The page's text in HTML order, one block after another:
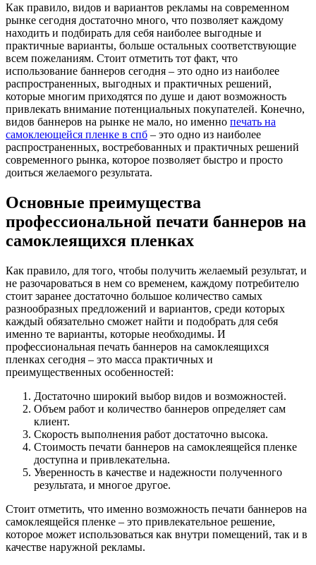
Как правило, видов и вариантов рекламы на современном
рынке сегодня достаточно много, что позволяет каждому
находить и подбирать для себя наиболее выгодные и
практичные варианты, больше остальных соответствующие
всем пожеланиям. Стоит отметить тот факт, что
использование баннеров сегодня – это одно из наиболее
распространенных, выгодных и практичных решений,
которые многим приходятся по душе и дают возможность
привлекать внимание потенциальных покупателей. Конечно,
видов баннеров на рынке не мало, но именно печать на
самоклеющейся пленке в спб – это одно из наиболее
распространенных, востребованных и практичных решений
современного рынка, которое позволяет быстро и просто
доиться желаемого результата.
Основные преимущества
профессиональной печати баннеров на
самоклеящихся пленках
Как правило, для того, чтобы получить желаемый результат, и
не разочароваться в нем со временем, каждому потребителю
стоит заранее достаточно большое количество самых
разнообразных предложений и вариантов, среди которых
каждый обязательно сможет найти и подобрать для себя
именно те варианты, которые необходимы. И
профессиональная печать баннеров на самоклеящихся
пленках сегодня – это масса практичных и
преимущественных особенностей:
Достаточно широкий выбор видов и возможностей.
Объем работ и количество баннеров определяет сам
клиент.
Скорость выполнения работ достаточно высока.
Стоимость печати баннеров на самоклеящейся пленке
доступна и привлекательна.
Уверенность в качестве и надежности полученного
результата, и многое другое.
Стоит отметить, что именно возможность печати баннеров на
самоклеящейся пленке – это привлекательное решение,
которое может использоваться как внутри помещений, так и в
качестве наружной рекламы.